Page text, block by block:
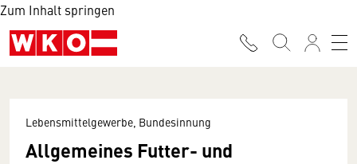
Zum Inhalt springen
Lebensmittelgewerbe, Bundesinnung
Allgemeines Futter- und